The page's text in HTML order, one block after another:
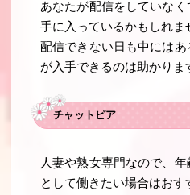
あなたが配信をしていな
手に入っているかもしれま
配信できない日も中には
が入手できるのは助かりま
チャットピア
人妻や熟女専門なので、
として働きたい場合はおす